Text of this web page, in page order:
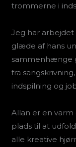
trommerne i
Jeg har
glæde af hans
sammenhænge
fra
indspilning og
Allan er en
plads til at
alle kreative